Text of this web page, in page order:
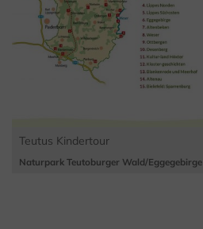
Teutus Kindertour
Naturpark Teutoburger Wald/Eggegebirge